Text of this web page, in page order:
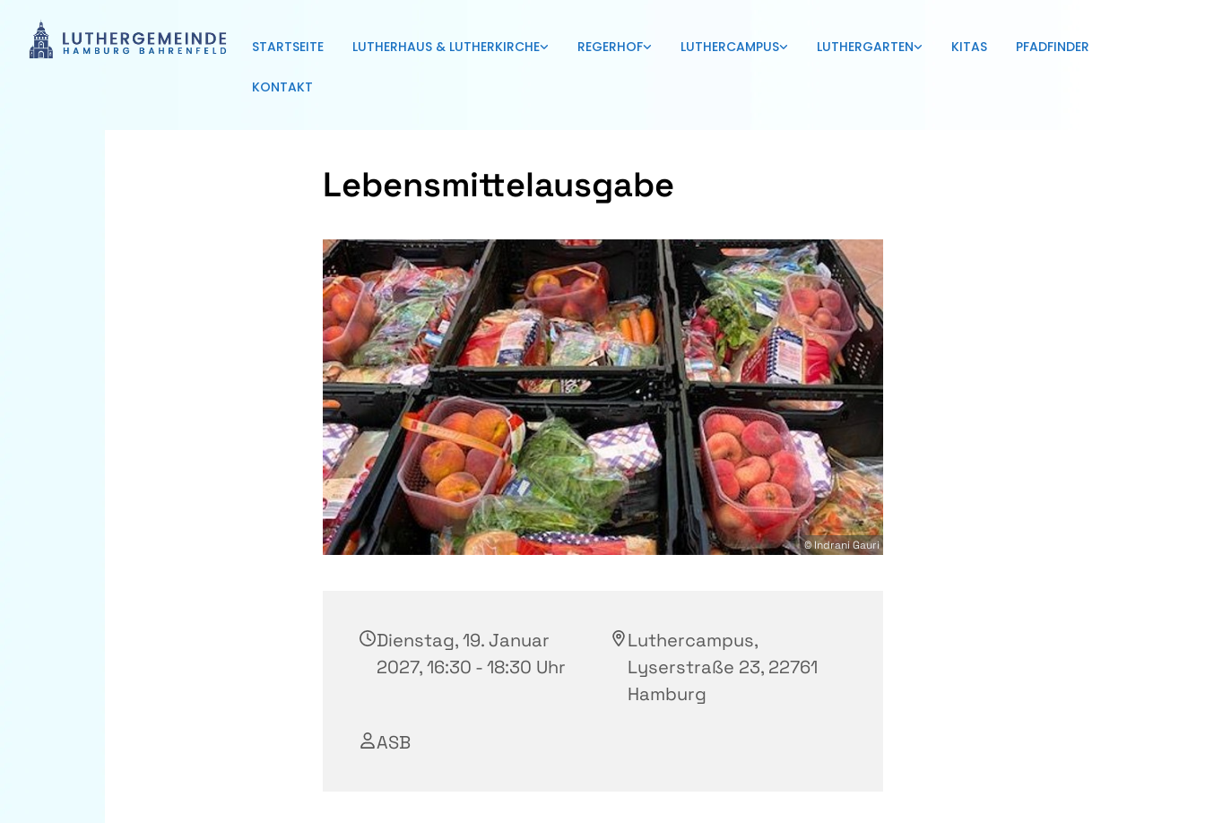
STARTSEITE LUTHERHAUS & LUTHERKIRCHE REGERHOF LUTHERCAMPUS LUTHERGARTEN KITAS PFADFINDER
KONTAKT
Lebensmittelausgabe
© Indrani Gauri
Dienstag, 19. Januar
2027, 16:30 - 18:30 Uhr
Luthercampus,
Lyserstraße 23, 22761
Hamburg
ASB